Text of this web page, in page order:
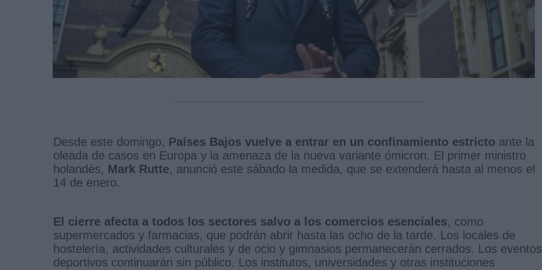
Desde este domingo, Países Bajos vuelve a entrar en un confinamiento estricto ante la
oleada de casos en Europa y la amenaza de la nueva variante ómicron. El primer ministro
holandés, Mark Rutte, anunció este sábado la medida, que se extenderá hasta al menos el
14 de enero.
El cierre afecta a todos los sectores salvo a los comercios esenciales, como
supermercados y farmacias, que podrán abrir hasta las ocho de la tarde. Los locales de
hostelería, actividades culturales y de ocio y gimnasios permanecerán cerrados. Los eventos
deportivos continuarán sin público. Los institutos, universidades y otras instituciones